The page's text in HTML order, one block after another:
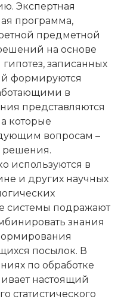
Экспертная
программа,
предметной
на основе
записанных
формируются
в
представляются
которые
вопросам –
решения.
используются в
и других научных
системы подражают
знания
посылок. В
по обработке
настоящий
статистического